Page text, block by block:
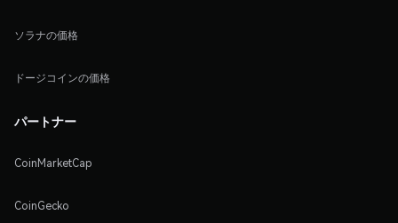
ソラナの価格
ドージコインの価格
パートナー
CoinMarketCap
CoinGecko